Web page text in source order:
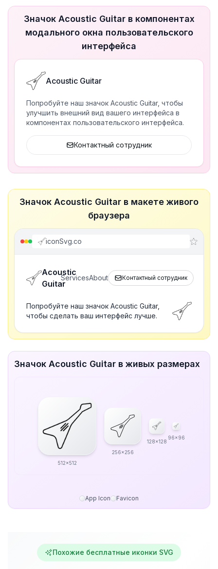
Значок Acoustic Guitar в компонентах
модального окна пользовательского
интерфейса
Acoustic Guitar
Попробуйте наш значок Acoustic Guitar, чтобы
улучшить внешний вид вашего интерфейса в
компонентах пользовательского интерфейса.
Контактный сотрудник
Значок Acoustic Guitar в макете живого
браузера
iconSvg.co
Acoustic
Guitar
ServicesAbout Контактный сотрудник
Попробуйте наш значок Acoustic Guitar,
чтобы сделать ваш интерфейс лучше.
Значок Acoustic Guitar в живых размерах
512x512
256x256
128x128
96x96
App Icon Favicon
Похожие бесплатные иконки SVG